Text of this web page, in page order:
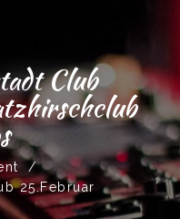
Club
/
25.Februar